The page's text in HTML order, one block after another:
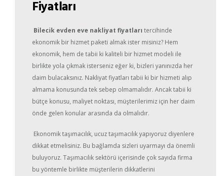
Fiyatları
Bilecik evden eve nakliyat fiyatları tercihinde
ekonomik bir hizmet paketi almak ister misiniz? Hem
ekonomik, hem de tabii ki kaliteli bir hizmet modeli ile
birlikte yola çıkmak isterseniz eğer ki, bizleri yanınızda her
daim bulacaksınız. Nakliyat fiyatları tabii ki bir hizmeti alıp
almama konusunda tek sebep olmamalıdır. Ancak tabii ki
bütçe konusu, maliyet noktası, müşterilerimiz için her daim
önde gelen konular arasında da olmalıdır.
Ekonomik taşımacılık, ucuz taşımacılık yapıyoruz diyenlere
dikkat etmelisiniz. Bu bağlamda sizleri uyarmayı da önemli
buluyoruz. Taşımacılık sektörü içerisinde çok sayıda firma
bu yöntemle birlikte müşterilerin dikkatlerini